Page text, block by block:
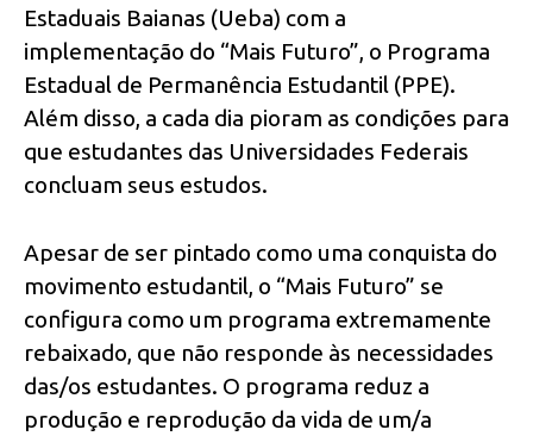
Estaduais Baianas (Ueba) com a
implementação do “Mais Futuro”, o Programa
Estadual de Permanência Estudantil (PPE).
Além disso, a cada dia pioram as condições para
que estudantes das Universidades Federais
concluam seus estudos.
Apesar de ser pintado como uma conquista do
movimento estudantil, o “Mais Futuro” se
configura como um programa extremamente
rebaixado, que não responde às necessidades
das/os estudantes. O programa reduz a
produção e reprodução da vida de um/a